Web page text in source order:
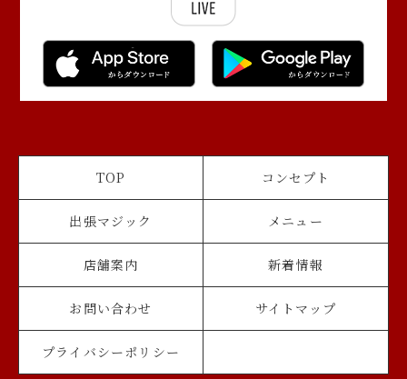
TOP コンセプト
出張マジック メニュー
店舗案内 新着情報
お問い合わせ サイトマップ
プライバシーポリシー